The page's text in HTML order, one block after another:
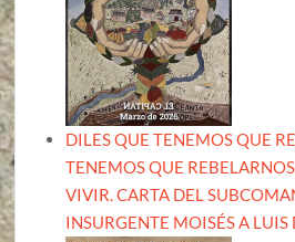
DILES QUE TENEMOS QUE
TENEMOS QUE
VIVIR. CARTA DEL
INSURGENTE MOISÉS A LUIS